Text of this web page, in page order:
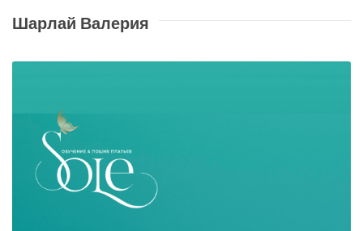
Шарлай Валерия